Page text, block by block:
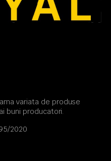
variata de produse
buni producatori.
2020